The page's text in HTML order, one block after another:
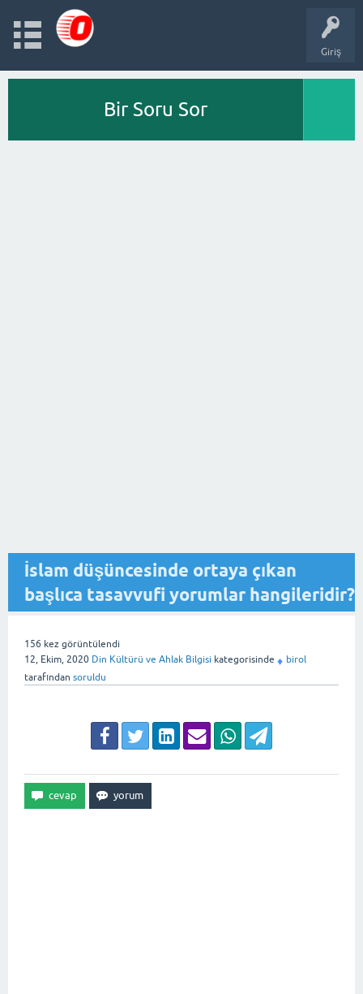
Giriş
Bir Soru Sor
İslam düşüncesinde ortaya çıkan
başlıca tasavvufi yorumlar hangileridir?
156 kez görüntülendi
12, Ekim, 2020 Din Kültürü ve Ahlak Bilgisi kategorisinde ♦ birol
tarafından soruldu